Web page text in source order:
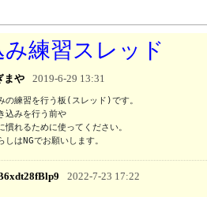
練習スレッド
まや 2019-6-29 13:31
の練習を行う板(スレッド)です。
込みを行う前や
慣れるために使ってください。
しはNGでお願いします。
2022-7-23 17:22